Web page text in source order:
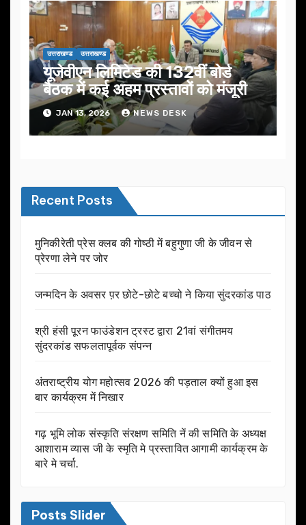
उत्तराखण्ड उत्तराखण्ड
यूजेवीएन लिमिटेड की 132वीं बोर्ड
बैठक में कई अहम प्रस्तावों को मंजूरी
JAN 13, 2026 NEWS DESK
Recent Posts
मुनिकीरेती प्रेस क्लब की गोष्ठी में बहुगुणा जी के जीवन से
प्रेरणा लेने पर जोर
जन्मदिन के अवसर प़र छोटे-छोटे बच्चो ने किया सुंदरकांड पाठ
श्री हंसी पूरन फाउंडेशन ट्रस्ट द्वारा 21वां संगीतमय
सुंदरकांड सफलतापूर्वक संपन्न
अंतराष्ट्रीय योग महोत्सव 2026 की पड़ताल क्यों हुआ इस
बार कार्यक्रम में निखार
गढ़ भूमि लोक संस्कृति संरक्षण समिति नें की समिति के अध्यक्ष
आशाराम व्यास जी के स्मृति मे प्रस्तावित आगामी कार्यक्रम के
बारे मे चर्चा.
Posts Slider